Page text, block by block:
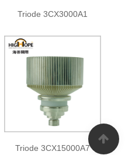
Triode 3CX3000A1
Triode 3CX15000A7